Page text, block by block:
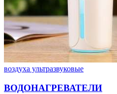
воздуха ультразвуковые
ВОДОНАГРЕВАТЕЛИ